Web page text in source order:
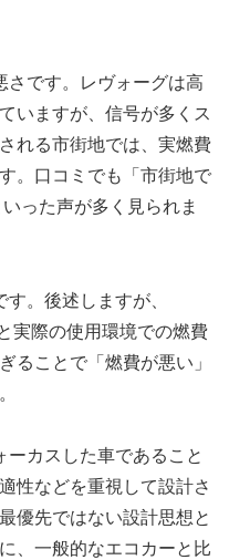
さです。レヴォーグは高
いますが、信号が多くス
れる市街地では、実燃費
。口コミでも「市街地で
った声が多く見られま
。後述しますが、
実際の使用環境での燃費
ることで「燃費が悪い」
カスした車であること
性などを重視して設計さ
優先ではない設計思想と
、一般的なエコカーと比